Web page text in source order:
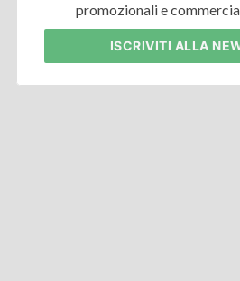
promozionali e
ISCRIVITI ALLA